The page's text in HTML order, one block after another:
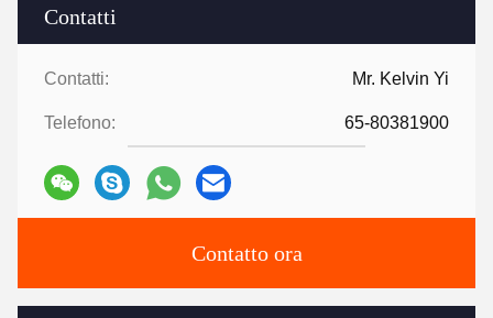
Contatti
Contatti: Mr. Kelvin Yi
Telefono: 65-80381900
Contatto ora